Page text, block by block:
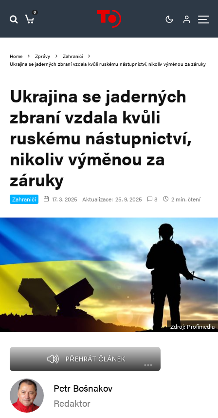
0
Home Zprávy
Zahraničí
Ukrajina se jaderných zbraní vzdala kvůli ruskému nástupnictví, nikoliv výměnou za záruky
Ukrajina se jaderných
zbraní vzdala kvůli
ruskému nástupnictví,
nikoliv výměnou za
záruky
Zahraničí 17. 3. 2025 Aktualizace: 25. 9. 2025 8 2 min. čtení
Zdroj: Profimedia
PŘEHRÁT ČLÁNEK
Petr Bošnakov
Redaktor